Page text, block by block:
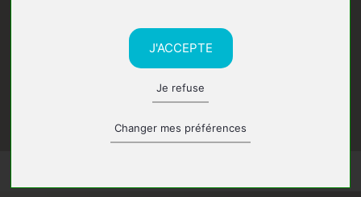
J'ACCEPTE
Je refuse
Changer mes préférences